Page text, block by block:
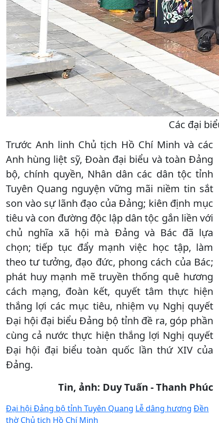
Các đại
Trước Anh linh Chủ tịch Hồ Chí Minh và các
Anh hùng liệt sỹ, Đoàn đại biểu và toàn Đảng
bộ, chính quyền, Nhân dân các dân tộc tỉnh
Tuyên Quang nguyện vững mãi niềm tin sắt
son vào sự lãnh đạo của Đảng; kiên định mục
tiêu và con đường độc lập dân tộc gắn liền với
chủ nghĩa xã hội mà Đảng và Bác đã lựa
chọn; tiếp tục đẩy mạnh việc học tập, làm
theo tư tưởng, đạo đức, phong cách của Bác;
phát huy mạnh mẽ truyền thống quê hương
cách mạng, đoàn kết, quyết tâm thực hiện
thắng lợi các mục tiêu, nhiệm vụ Nghị quyết
Đại hội đại biểu Đảng bộ tỉnh đề ra, góp phần
cùng cả nước thực hiện thắng lợi Nghị quyết
Đại hội đại biểu toàn quốc lần thứ XIV của
Đảng.
Tin, ảnh: Duy Tuấn - Thanh Phúc
Đại hội Đảng bộ tỉnh Tuyên Quang Lễ dâng hương Đền
thờ Chủ tịch Hồ Chí Minh